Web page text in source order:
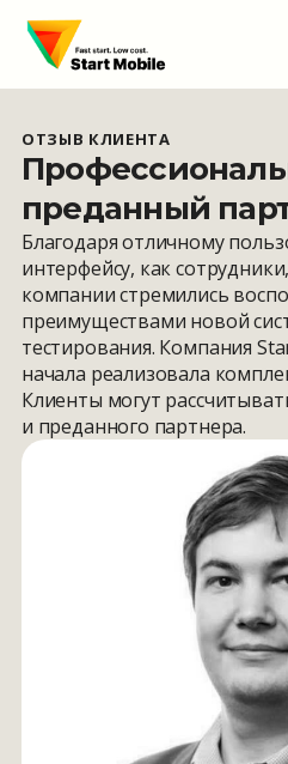
основному
содержимому
ОТЗЫВ КЛИЕНТА
преданный
Благодаря отличному
интерфейсу, как
компании стремились
преимуществами новой
тестирования. Компания
начала реализовала
Клиенты могут
и преданного партнера.